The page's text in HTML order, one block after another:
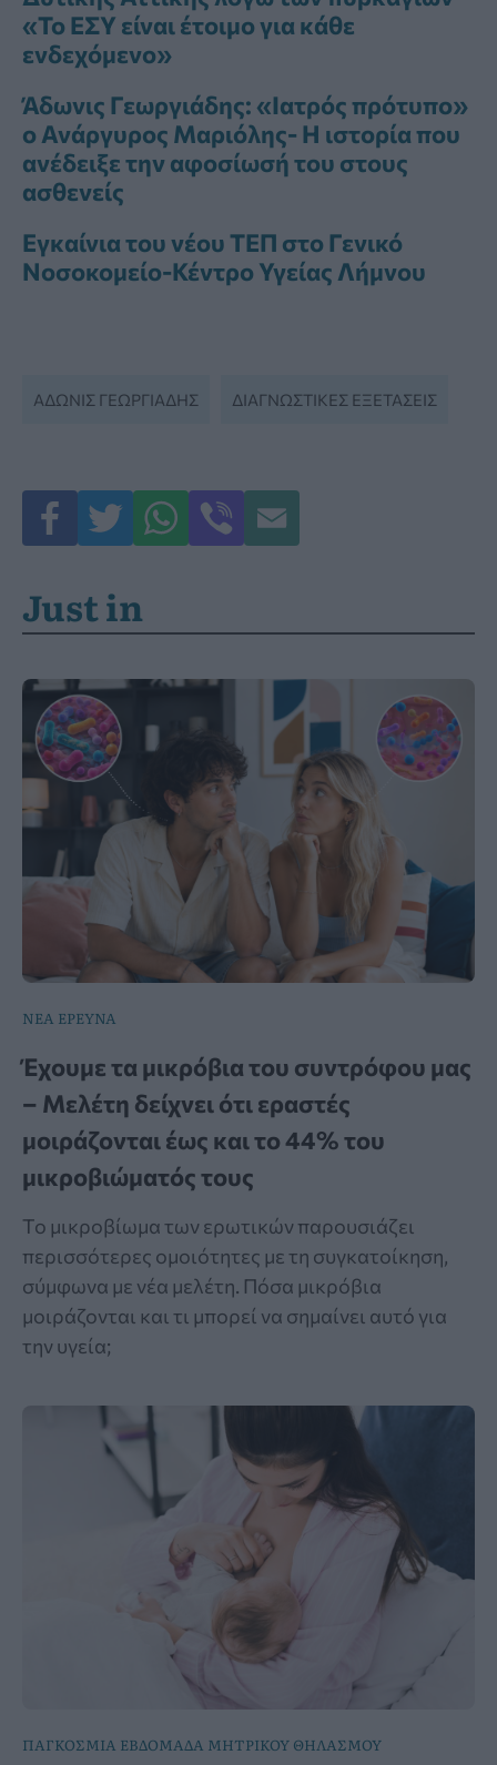
«Το ΕΣΥ είναι έτοιμο για κάθε
ενδεχόμενο»
Άδωνις Γεωργιάδης: «Ιατρός πρότυπο»
ο Ανάργυρος Μαριόλης- Η ιστορία που
ανέδειξε την αφοσίωσή του στους
ασθενείς
Εγκαίνια του νέου ΤΕΠ στο Γενικό
Νοσοκομείο-Κέντρο Υγείας Λήμνου
ΑΔΩΝΙΣ ΓΕΩΡΓΙΆΔΗΣ ΔΙΑΓΝΩΣΤΙΚΈΣ ΕΞΕΤΆΣΕΙΣ
Just in
ΝΕΑ ΕΡΕΥΝΑ
Έχουμε τα μικρόβια του συντρόφου μας
– Μελέτη δείχνει ότι εραστές
μοιράζονται έως και το 44% του
μικροβιώματός τους
Το μικροβίωμα των ερωτικών παρουσιάζει
περισσότερες ομοιότητες με τη συγκατοίκηση,
σύμφωνα με νέα μελέτη. Πόσα μικρόβια
μοιράζονται και τι μπορεί να σημαίνει αυτό για
την υγεία;
ΠΑΓΚΟΣΜΙΑ ΕΒΔΟΜΑΔΑ ΜΗΤΡΙΚΟΥ ΘΗΛΑΣΜΟΥ